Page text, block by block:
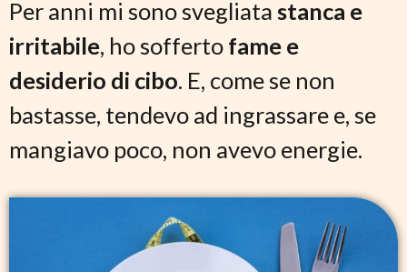
Per anni mi sono svegliata stanca e
irritabile, ho sofferto fame e
desiderio di cibo. E, come se non
bastasse, tendevo ad ingrassare e, se
mangiavo poco, non avevo energie.